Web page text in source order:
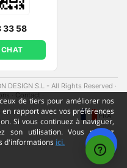
de tiers pour améliorer nos
rapport avec vos préférences
Si vous continuez à naviguer,
son utilisation. Vous pouvez
d'informations ici.
33 58
DESIGN S.L - All Rights Reserved ·
Contact
FRA